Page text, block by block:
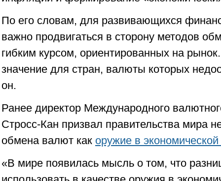
По его словам, для развивающихся
важно продвигаться в сторону методов
гибким курсом, ориентированных на
значение для стран, валюты которых
он.
Ранее директор Международного
Стросс-Кан призвал правительства мира
обмена валют как оружие в
«В мире появилась мысль о том, что